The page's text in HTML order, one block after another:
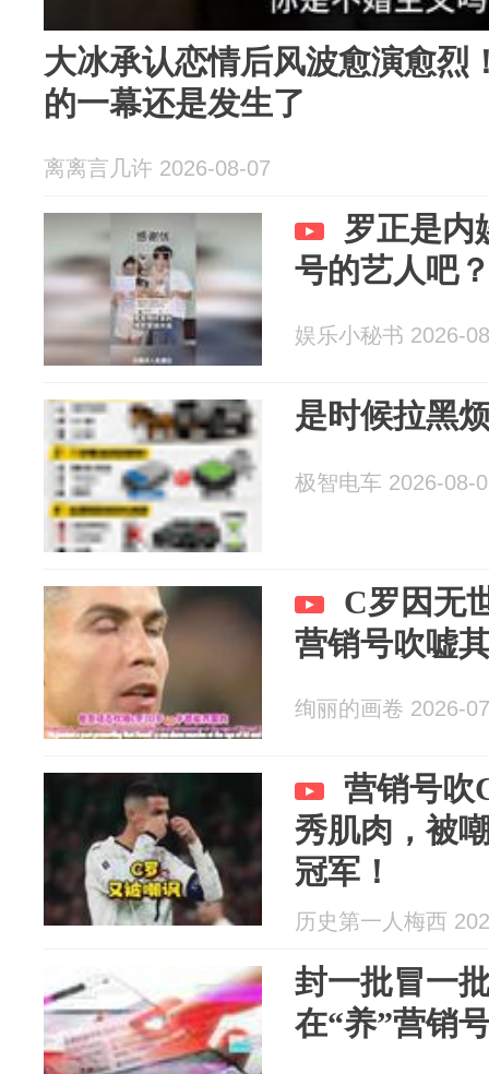
大冰承认恋情后风波愈演愈烈
的一幕还是发生了
离离言几许 2026-08-07
罗正是内
号的艺人吧
娱乐小秘书 2026-
是时候拉黑
极智电车 2026-08-
C罗因无
营销号吹嘘
绚丽的画卷 2026-
营销号吹
秀肌肉，被
冠军！
历史第一人梅西
封一批冒一
在“养”营销